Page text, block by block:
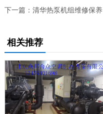
下一篇： 清华热泵机组维修保养
相关推荐